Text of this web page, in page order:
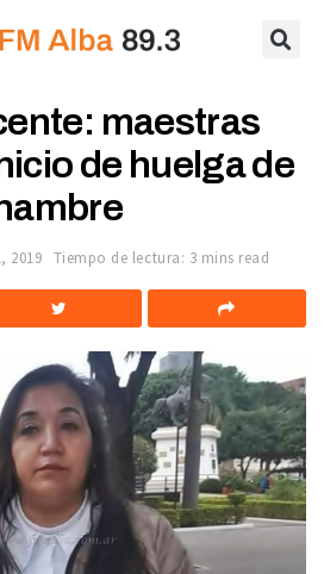
maestras
de huelga de
hambre
2019 Tiempo de lectura: 3 mins read